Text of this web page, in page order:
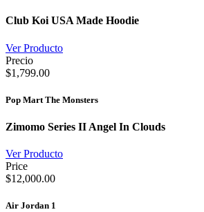
Club Koi USA Made Hoodie
Ver Producto
Precio
$1,799.00
Pop Mart The Monsters
Zimomo Series II Angel In Clouds
Ver Producto
Price
$12,000.00
Air Jordan 1